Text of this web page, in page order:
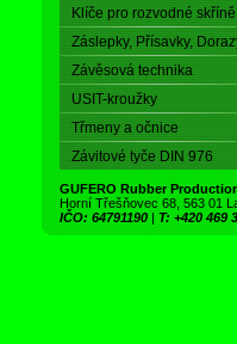
Klíče pro rozvodné skříně
Záslepky, Přísavky,
Závěsová technika
USIT-kroužky
Třmeny a očnice
Závitové tyče DIN 976
GUFERO Rubber
Horní Třešňovec 68, 563 01
IČO: 64791190 | T: +420 469